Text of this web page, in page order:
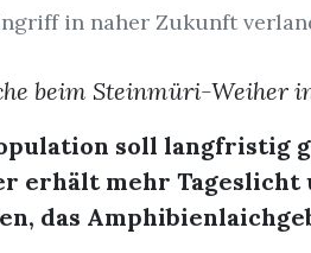
in naher Zukunft
beim Steinmüri-Weiher
soll langfristig
erhält mehr Tageslicht
das